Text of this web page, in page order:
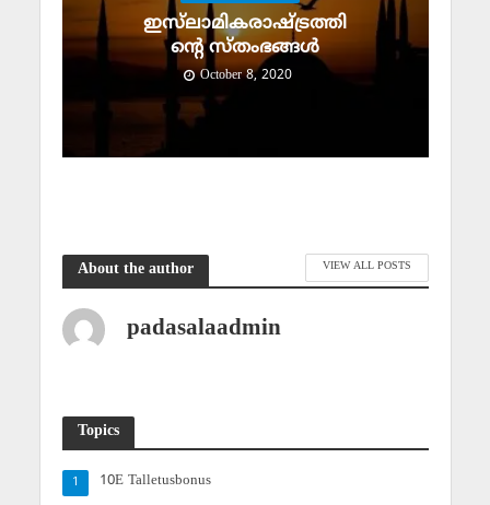
ഇസ്‌ലാമികരാഷ്ട്രത്തി
ന്റെ സ്‌തംഭങ്ങള്‍
October 8, 2020
About the author VIEW ALL POSTS
padasalaadmin
Topics
10E Talletusbonus
1